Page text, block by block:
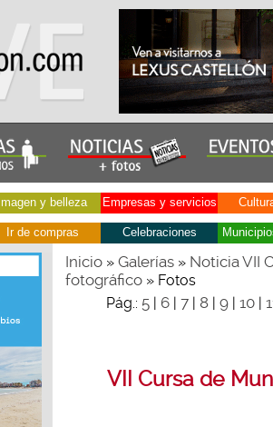
Imagen y belleza Empresas y servicios
Ir de compras Celebraciones
Inicio» Galerías» Noticia VII
fotográfico» Fotos
Pág.: 5 | 6 | 7 | 8 | 9 | 10 |
VII Cursa de